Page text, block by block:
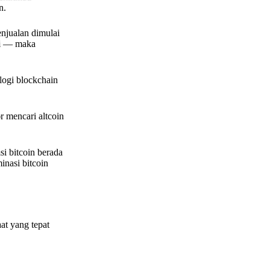
dimulai
— maka
blockchain
mencari altcoin
bitcoin berada
bitcoin
yang tepat